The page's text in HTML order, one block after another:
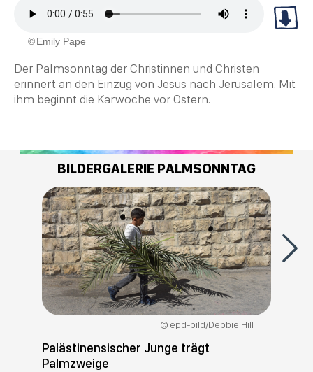
Emily Pape
Der Palmsonntag der Christinnen und Christen
erinnert an den Einzug von Jesus nach Jerusalem. Mit
ihm beginnt die Karwoche vorOstern.
BILDERGALERIE PALMSONNTAG
epd-bild/Debbie Hill
Palästinensischer Junge trägt
Palmzweige